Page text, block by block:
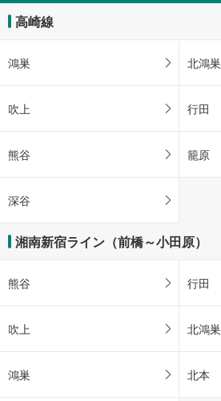
高崎線
鴻巣 北鴻巣
吹上 行田
熊谷 籠原
深谷
湘南新宿ライン（前橋～小田原）
熊谷 行田
吹上 北鴻巣
鴻巣 北本